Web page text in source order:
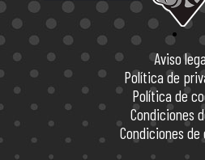
Aviso
Política de
Política de
Condiciones
Condiciones de